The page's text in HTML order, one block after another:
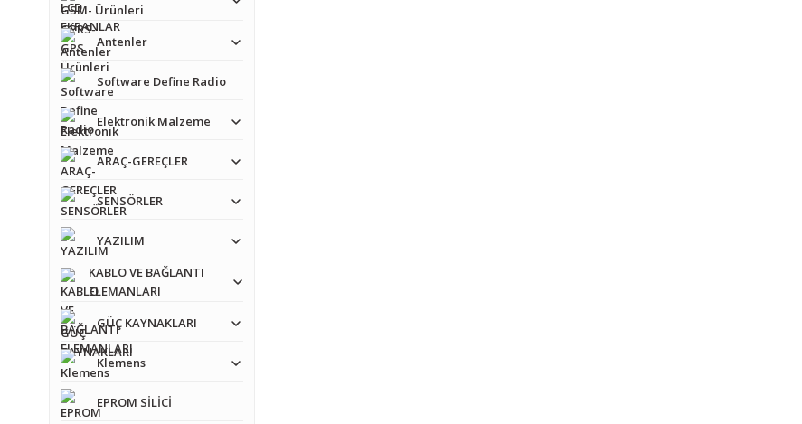
Ürünleri
Antenler
Software Define Radio
Elektronik Malzeme
ARAÇ-GEREÇLER
SENSÖRLER
YAZILIM
KABLO VE BAĞLANTI
ELEMANLARI
GÜÇ KAYNAKLARI
Klemens
EPROM SİLİCİ